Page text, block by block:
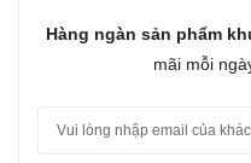
Hàng ngàn sản phẩm
mãi mỗi